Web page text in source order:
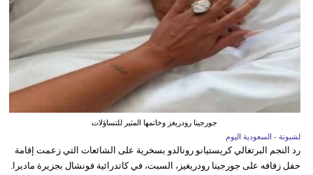
جورجينا رودريغز وخاتمها المثير للتساؤلات
لشبونة - السعودية اليوم
رد النجم البرتغالي كريستيانو رونالدو بسخرية على الشائعات التي زعمت إقامة
حفل زفافه على جورجينا رودريغيز، السبت، في كاتدرائية فونشال بجزيرة ماديرا.